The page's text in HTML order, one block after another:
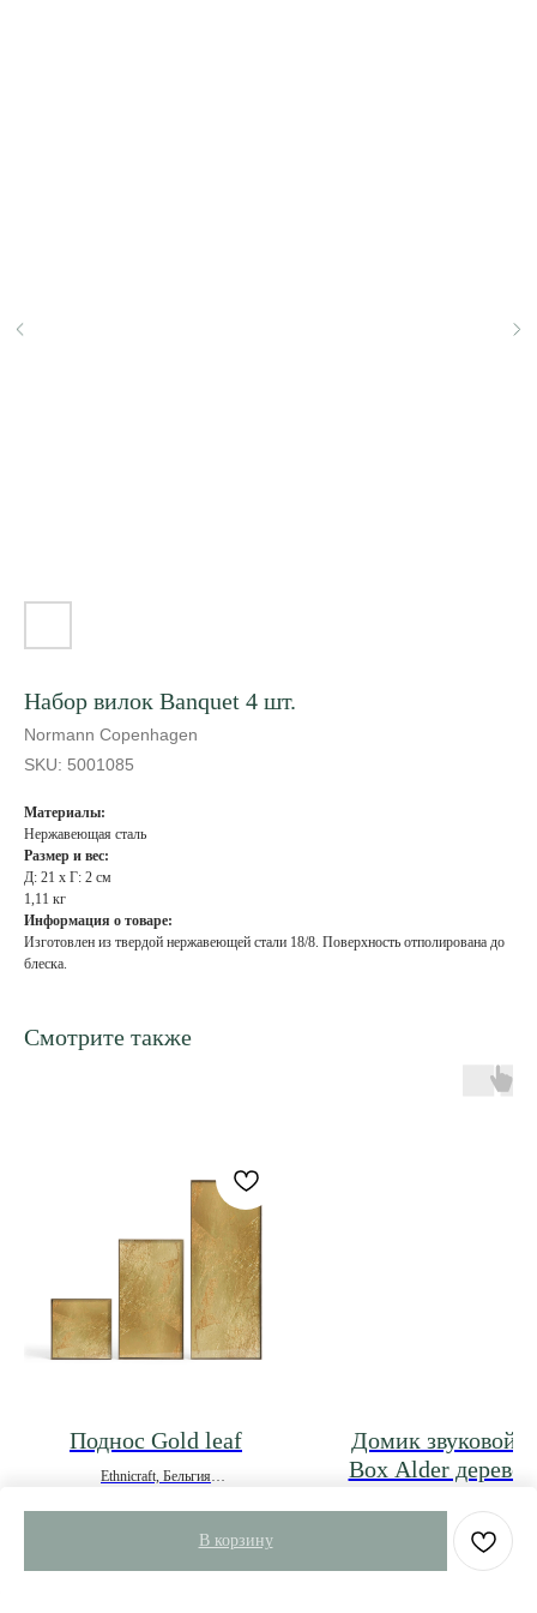
Набор вилок Banquet 4 шт.
Normann Copenhagen
SKU: 5001085
В корзину
Материалы:
Нержавеющая сталь
Размер и вес:
Д: 21 x Г: 2 см
1,11 кг
Информация о товаре:
Изготовлен из твердой нержавеющей стали 18/8. Поверхность отполирована до
блеска.
Смотрите также
Поднос Gold leaf
Ethnicraft, Бельгия
12 285 р.
Домик звуковой
Box Alder дерево
12 075 р.